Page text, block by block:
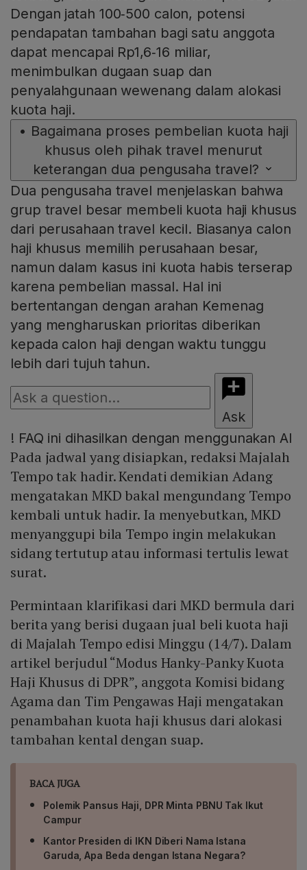
Dengan jatah 100‑500 calon, potensi
pendapatan tambahan bagi satu anggota
dapat mencapai Rp1,6‑16 miliar,
menimbulkan dugaan suap dan
penyalahgunaan wewenang dalam alokasi
kuota haji.
• Bagaimana proses pembelian kuota haji
khusus oleh pihak travel menurut
keterangan dua pengusaha travel?
Dua pengusaha travel menjelaskan bahwa
grup travel besar membeli kuota haji khusus
dari perusahaan travel kecil. Biasanya calon
haji khusus memilih perusahaan besar,
namun dalam kasus ini kuota habis terserap
karena pembelian massal. Hal ini
bertentangan dengan arahan Kemenag
yang mengharuskan prioritas diberikan
kepada calon haji dengan waktu tunggu
lebih dari tujuh tahun.
Ask
! FAQ ini dihasilkan dengan menggunakan AI
Pada jadwal yang disiapkan, redaksi Majalah
Tempo tak hadir. Kendati demikian Adang
mengatakan MKD bakal mengundang Tempo
kembali untuk hadir. Ia menyebutkan, MKD
menyanggupi bila Tempo ingin melakukan
sidang tertutup atau informasi tertulis lewat
surat.
Permintaan klarifikasi dari MKD bermula dari
berita yang berisi dugaan jual beli kuota haji
di Majalah Tempo edisi Minggu (14/7). Dalam
artikel berjudul “Modus Hanky-Panky Kuota
Haji Khusus di DPR”, anggota Komisi bidang
Agama dan Tim Pengawas Haji mengatakan
penambahan kuota haji khusus dari alokasi
tambahan kental dengan suap.
BACA JUGA
Polemik Pansus Haji, DPR Minta PBNU Tak Ikut
Campur
Kantor Presiden di IKN Diberi Nama Istana
Garuda, Apa Beda dengan Istana Negara?